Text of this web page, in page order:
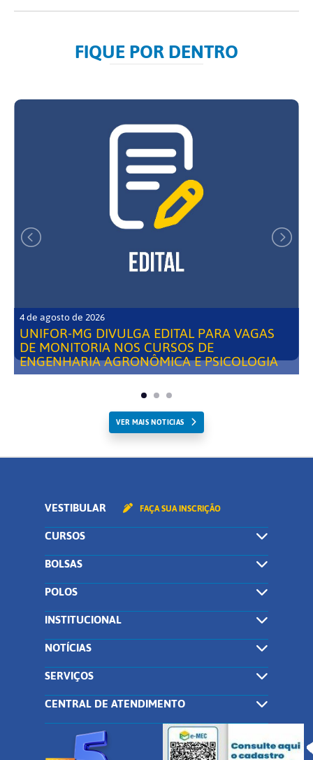
FIQUE POR DENTRO
4 de agosto de 2026
UNIFOR-MG DIVULGA EDITAL PARA VAGAS
DE MONITORIA NOS CURSOS DE
ENGENHARIA AGRONÔMICA E PSICOLOGIA
VER MAIS NOTICIAS
VESTIBULAR FAÇA SUA INSCRIÇÃO
CURSOS
BOLSAS
POLOS
INSTITUCIONAL
NOTÍCIAS
SERVIÇOS
CENTRAL DE ATENDIMENTO